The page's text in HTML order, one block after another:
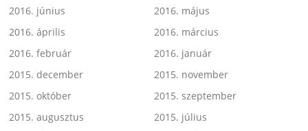
2016. június
2016. május
2016. április
2016. március
2016. február
2016. január
2015. december
2015. november
2015. október
2015. szeptember
2015. augusztus
2015. július